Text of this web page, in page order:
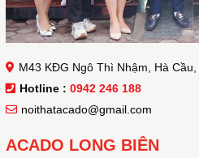
M43 KĐG Ngô Thì Nhậm, Hà
Hotline : 0942 246 188
noithatacado@gmail.com
ACADO LONG BIÊN